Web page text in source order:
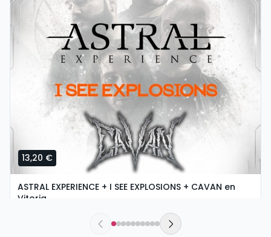
13,20 €
ASTRAL EXPERIENCE + I SEE EXPLOSIONS + CAVAN en
Vitoria
Urban Rock Concept | Vitoria-Gasteiz